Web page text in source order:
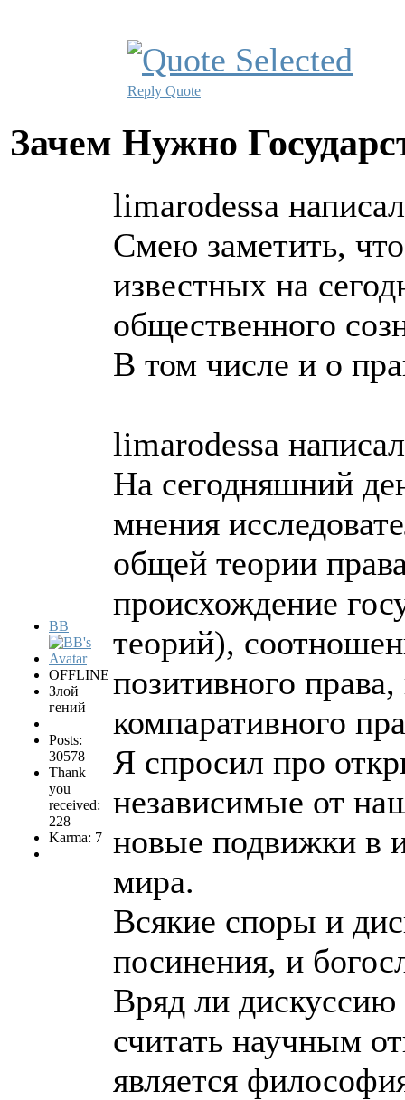
Reply Quote
Зачем Нужно
BB
OFFLINE
Злой
гений
Posts:
30578
Thank
you
received:
228
Karma: 7
limarodessa
Смею заметить,
известных на
общественного
В том числе и о
limarodessa
На сегодняшний
мнения
общей теории
происхождение
теорий),
позитивного
компаративного
Я спросил про
независимые от
новые подвижки в
мира.
Всякие споры и
посинения, и
Вряд ли
считать научным
является